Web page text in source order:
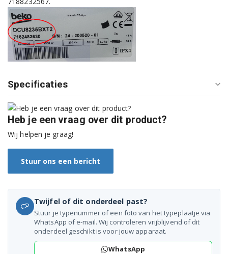
DCU7231 7182682400
DCU7330X 7182381300
DCU7330XB 7185531700
DCU7430 7182681800
DCU7430X 7182482000
KC720301 7187681800
Specificaties
Heb je een vraag over dit product?
Wij helpen je graag!
Stuur ons een bericht
Twijfel of dit onderdeel past?
Stuur je typenummer of een foto van het typeplaatje via
WhatsApp of e-mail. Wij controleren vrijblijvend of dit
onderdeel geschikt is voor jouw apparaat.
WhatsApp